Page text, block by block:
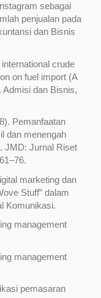
sebagai
penjualan pada
dan Bisnis
crude
on fuel import (A
dan Bisnis,
Pemanfaatan
dan menengah
JMD: Jurnal Riset
marketing dan
Stuff” dalam
Komunikasi.
management
management
pemasaran